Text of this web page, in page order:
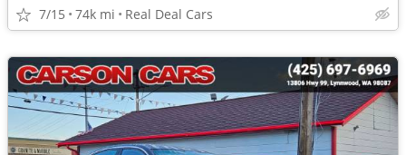
7/15 74k mi Real Deal Cars